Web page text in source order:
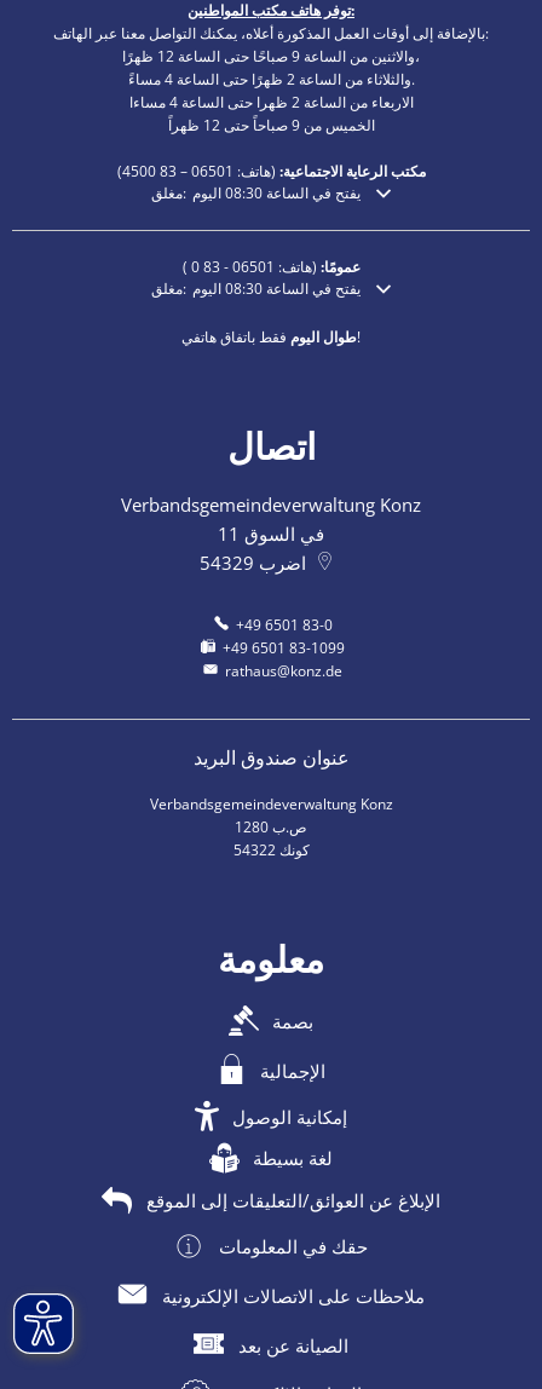
توفر هاتف مكتب المواطنين:
بالإضافة إلى أوقات العمل المذكورة أعلاه، يمكنك التواصل معنا عبر الهاتف:
والاثنين من الساعة 9 صباحًا حتى الساعة 12 ظهرًا،
والثلاثاء من الساعة 2 ظهرًا حتى الساعة 4 مساءً.
الاربعاء من الساعة 2 ظهرا حتى الساعة 4 مساءا
الخميس من 9 صباحاً حتى 12 ظهراً
مكتب الرعاية الاجتماعية: (هاتف:
4500)
انقر لإخفاء أوقات الفتح أو الإغلاق الإضافية
مغلق: يفتح في الساعة 08:30 اليوم
عمومًا: (هاتف:
)
انقر لإخفاء أوقات الفتح أو الإغلاق الإضافية
مغلق: يفتح في الساعة 08:30 اليوم
طوال اليومفقط باتفاق هاتفي!
اتصال
Verbandsgemeindeverwaltung Konz
في السوق 11
54329 اضرب
+49 6501 83-0
+49 6501 83-1099
rathaus@konz.de
عنوان صندوق البريد
Verbandsgemeindeverwaltung Konz
ص.ب 1280
54322 كونك
معلومة
بصمة
الإجمالية
إمكانية الوصول
لغة بسيطة
الإبلاغ عن العوائق/التعليقات إلى الموقع
حقك في المعلومات
ملاحظات على الاتصالات الإلكترونية
الصيانة عن بعد